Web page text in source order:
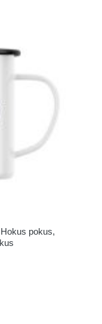
pokus,